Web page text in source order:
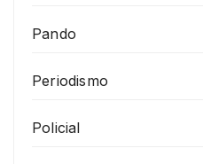
Pando
Periodismo
Policial